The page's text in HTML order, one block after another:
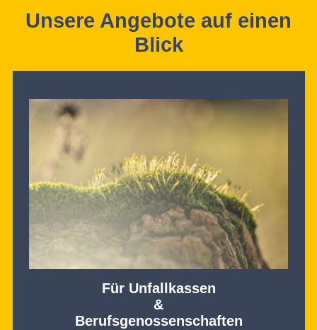
Unsere Angebote auf einen
Blick
Für Unfallkassen
&
Berufsgenossenschaften